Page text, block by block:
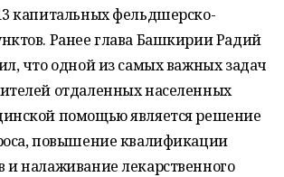
капитальных фельдшерско-
Ранее глава Башкирии Радий
что одной из самых важных задач
отдаленных населенных
помощью является решение
повышение квалификации
и налаживание лекарственного